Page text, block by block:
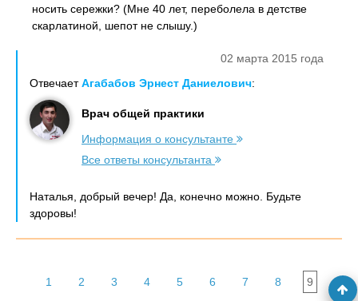
носить сережки? (Мне 40 лет, переболела в детстве
скарлатиной, шепот не слышу.)
02 марта 2015 года
ОтвечаетАгабабов Эрнест Даниелович:
Врач общей практики
Информация о консультанте
Все ответы консультанта
Наталья, добрый вечер! Да, конечно можно. Будьте
здоровы!
1 2 3 4 5 6 7 8 9